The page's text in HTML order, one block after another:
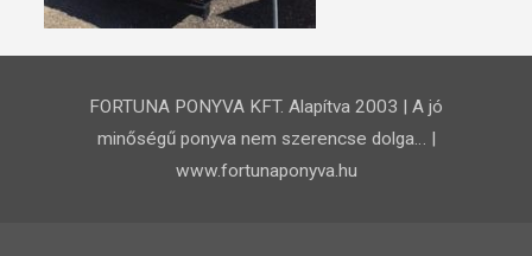
FORTUNA PONYVA KFT. Alapítva 2003 | A jó
minőségű ponyva nem szerencse dolga… |
www.fortunaponyva.hu